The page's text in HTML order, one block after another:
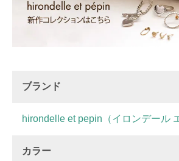
ブランド
hirondelle et pepin（イロンデール
カラー